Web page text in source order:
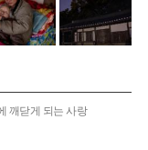
깨닫게 되는 사랑